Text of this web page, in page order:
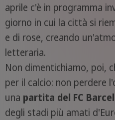
aprile c'è in programma
giorno in cui la città si
e di rose, creando
letteraria.
Non dimentichiamo, poi,
per il calcio: non perdere
una partita del FC
degli stadi più amati